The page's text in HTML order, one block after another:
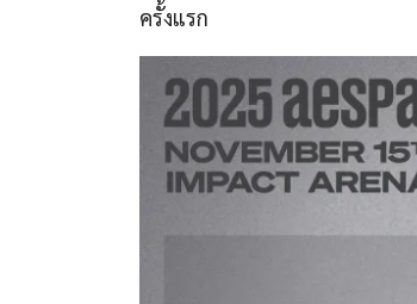
ครั้งแรก